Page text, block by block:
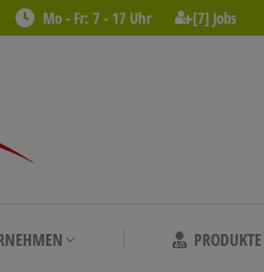
Mo - Fr: 7 - 17 Uhr [7] Jobs
PRODUKTE
PRODUKTE